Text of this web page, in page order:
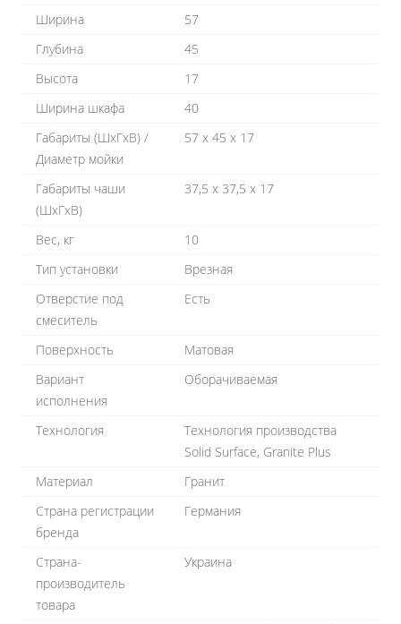
Ширина
57
Глубина
45
Высота
17
Ширина шкафа
40
Габариты (ШхГхВ) /
Диаметр мойки
57 х 45 х 17
Габариты чаши
(ШхГхВ)
37,5 х 37,5 х 17
Вес, кг
10
Тип установки
Врезная
Отверстие под
смеситель
Есть
Поверхность
Матовая
Вариант
исполнения
Оборачиваемая
Технология
Технология производства
Solid Surface, Granite Plus
Материал
Гранит
Страна регистрации
бренда
Германия
Страна-
производитель
товара
Украина